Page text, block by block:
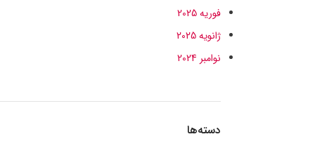
فوریه 2025
ژانویه 2025
نوامبر 2024
دسته‌ها